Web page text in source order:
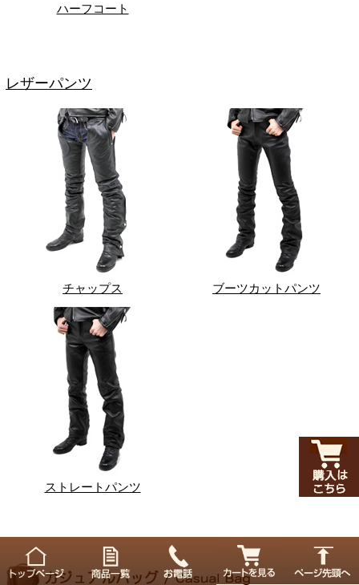
ハーフコート
レザーパンツ
チャップス ブーツカットパンツ
ストレートパンツ